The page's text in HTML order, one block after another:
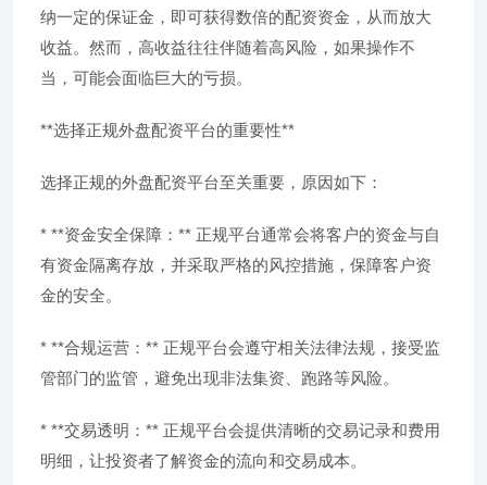
纳一定的保证金，即可获得数倍的配资资金，从而放大
收益。然而，高收益往往伴随着高风险，如果操作不
当，可能会面临巨大的亏损。
**选择正规外盘配资平台的重要性**
选择正规的外盘配资平台至关重要，原因如下：
* **资金安全保障：** 正规平台通常会将客户的资金与自
有资金隔离存放，并采取严格的风控措施，保障客户资
金的安全。
* **合规运营：** 正规平台会遵守相关法律法规，接受监
管部门的监管，避免出现非法集资、跑路等风险。
* **交易透明：** 正规平台会提供清晰的交易记录和费用
明细，让投资者了解资金的流向和交易成本。